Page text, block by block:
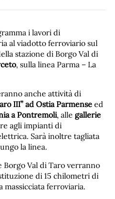
i lavori di
al viadotto ferroviario sul
stazione di Borgo Val di
, sulla linea Parma – La
anche attività di
III” ad Ostia Parmenseed
a Pontremoli, alle gallerie
agli impianti di
Sarà inoltre tagliata
la linea.
Borgo Val di Taro verranno
di 15 chilometri di
massicciata ferroviaria.